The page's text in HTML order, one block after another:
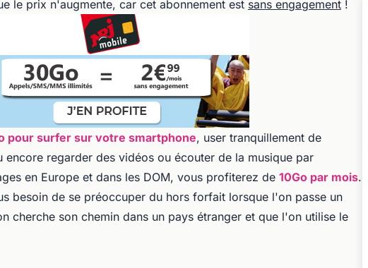
le prix n'augmente, car cet abonnement est sans engagement !
pour surfer sur votre smartphone, user tranquillement de
regarder des vidéos ou écouter de la musique par
en Europe et dans les DOM, vous profiterez de 10Go par mois.
besoin de se préoccuper du hors forfait lorsque l'on passe un
cherche son chemin dans un pays étranger et que l'on utilise le